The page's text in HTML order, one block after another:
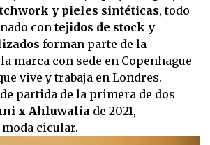
y pieles sintéticas, todo
contejidos de stock y
forman parte de la
marca con sede en Copenhague
vive y trabaja en Londres.
partida de la primera de dos
x Ahluwalia de 2021,
cicular.